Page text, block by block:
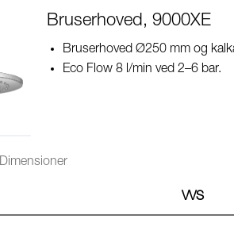
Bruserhoved, 9000XE
Bruserhoved Ø250 mm og
Eco Flow 8 l/min ved 2–6 bar.
Dimensioner
VVS